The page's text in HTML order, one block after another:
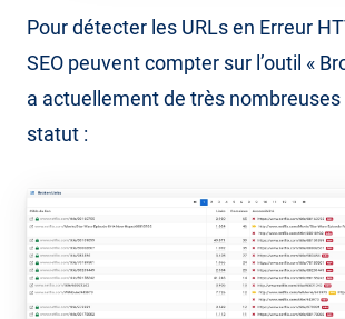
Pour détecter les URLs en Erreur
SEO peuvent compter sur l’outil «
a actuellement de très nombreuses
statut :